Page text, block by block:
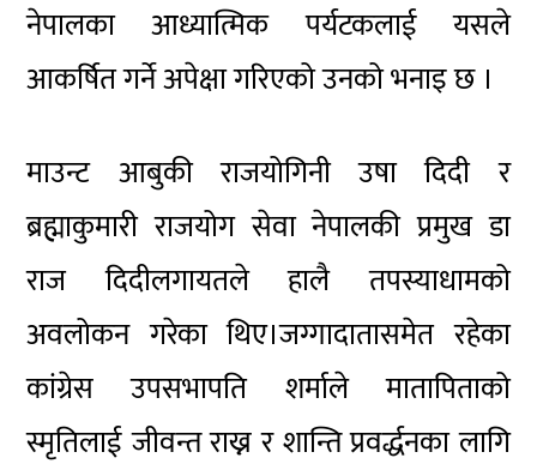
नेपालका आध्यात्मिक पर्यटकलाई यसले
आकर्षित गर्ने अपेक्षा गरिएको उनको भनाइ छ ।
माउन्ट आबुकी राजयोगिनी उषा दिदी र
ब्रह्माकुमारी राजयोग सेवा नेपालकी प्रमुख डा
राज दिदीलगायतले हालै तपस्याधामको
अवलोकन गरेका थिए।जग्गादातासमेत रहेका
कांग्रेस उपसभापति शर्माले मातापिताको
स्मृतिलाई जीवन्त राख्न र शान्ति प्रवर्द्धनका लागि